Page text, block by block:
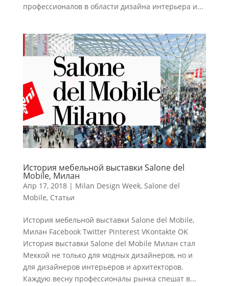
профессионалов в области дизайна интерьера и...
История мебельной выставки Salone del
Mobile, Милан
Апр 17, 2018| Milan Design Week, Salone del
Mobile, Статьи
История мебельной выставки Salone del Mobile,
Милан Facebook Twitter Pinterest VKontakte OK
История выставки Salone del Mobile Милан стал
Меккой не только для модных дизайнеров, но и
для дизайнеров интерьеров и архитекторов.
Каждую весну профессионалы рынка спешат в...